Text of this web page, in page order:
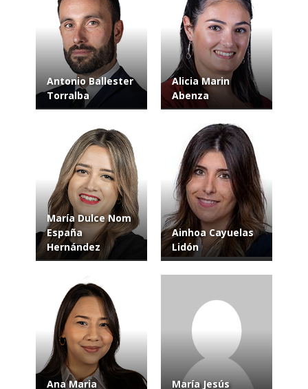
Antonio Ballester
Torralba
Alicia Marin
Abenza
María Dulce Nom
España
Hernández
Ainhoa Cayuelas
Lidón
Ana Maria María Jesús